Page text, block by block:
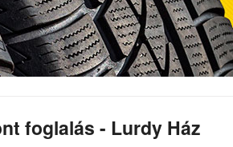
foglalás - Lurdy Ház